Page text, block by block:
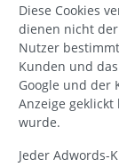
Diese Cookies
dienen nicht
Nutzer
Kunden und
Google und der
Anzeige
wurde.
Jeder Adwords-